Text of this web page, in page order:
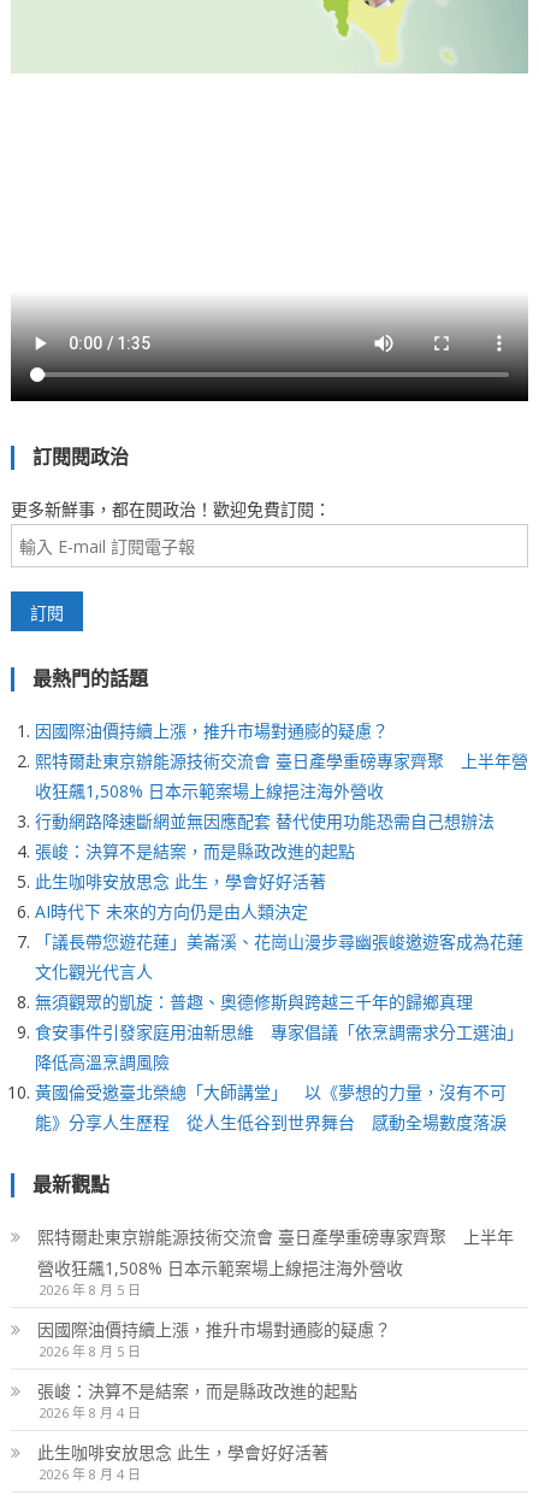
訂閱閱政治
更多新鮮事，都在閱政治！歡迎免費訂閱：
最熱門的話題
因國際油價持續上漲，推升市場對通膨的疑慮？
熙特爾赴東京辦能源技術交流會 臺日產學重磅專家齊聚 上半年營
收狂飆1,508% 日本示範案場上線挹注海外營收
行動網路降速斷網並無因應配套 替代使用功能恐需自己想辦法
張峻：決算不是結案，而是縣政改進的起點
此生咖啡安放思念 此生，學會好好活著
AI時代下 未來的方向仍是由人類決定
「議長帶您遊花蓮」美崙溪、花崗山漫步尋幽張峻邀遊客成為花蓮
文化觀光代言人
無須觀眾的凱旋：普趣、奧德修斯與跨越三千年的歸鄉真理
食安事件引發家庭用油新思維 專家倡議「依烹調需求分工選油」
降低高溫烹調風險
黃國倫受邀臺北榮總「大師講堂」 以《夢想的力量，沒有不可
能》分享人生歷程 從人生低谷到世界舞台 感動全場數度落淚
最新觀點
熙特爾赴東京辦能源技術交流會 臺日產學重磅專家齊聚 上半年
營收狂飆1,508% 日本示範案場上線挹注海外營收
2026 年 8 月 5 日
因國際油價持續上漲，推升市場對通膨的疑慮？
2026 年 8 月 5 日
張峻：決算不是結案，而是縣政改進的起點
2026 年 8 月 4 日
此生咖啡安放思念 此生，學會好好活著
2026 年 8 月 4 日